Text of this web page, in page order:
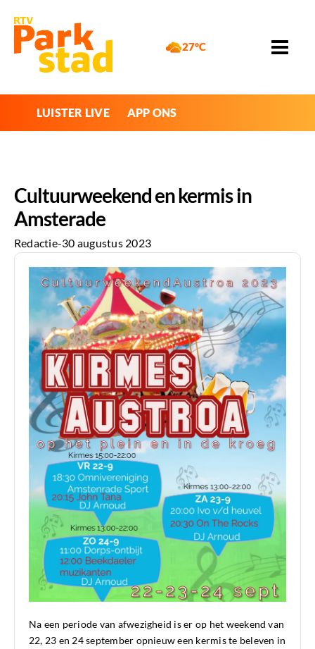
27°C
LUISTER LIVE APP ONS
Cultuurweekend en kermis in
Amsterade
Redactie-30 augustus 2023
Na een periode van afwezigheid is er op het weekend van
22, 23 en 24 september opnieuw een kermis te beleven in